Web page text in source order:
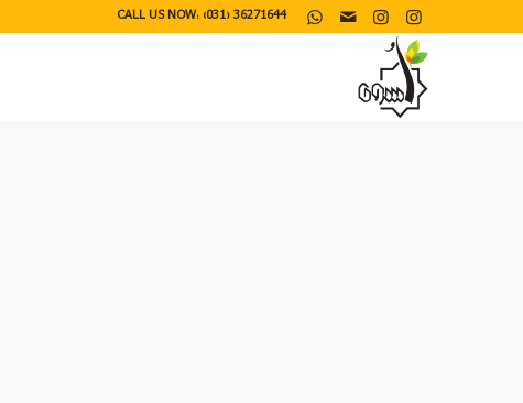
CALL US NOW: (031) 36271644